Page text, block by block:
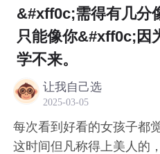
&#xff0c;需得有几分
只能像你&#xff0c;因
学不来。
让我自己选
2025-03-05
每次看到好看的女孩子都
这时间但凡称得上美人的